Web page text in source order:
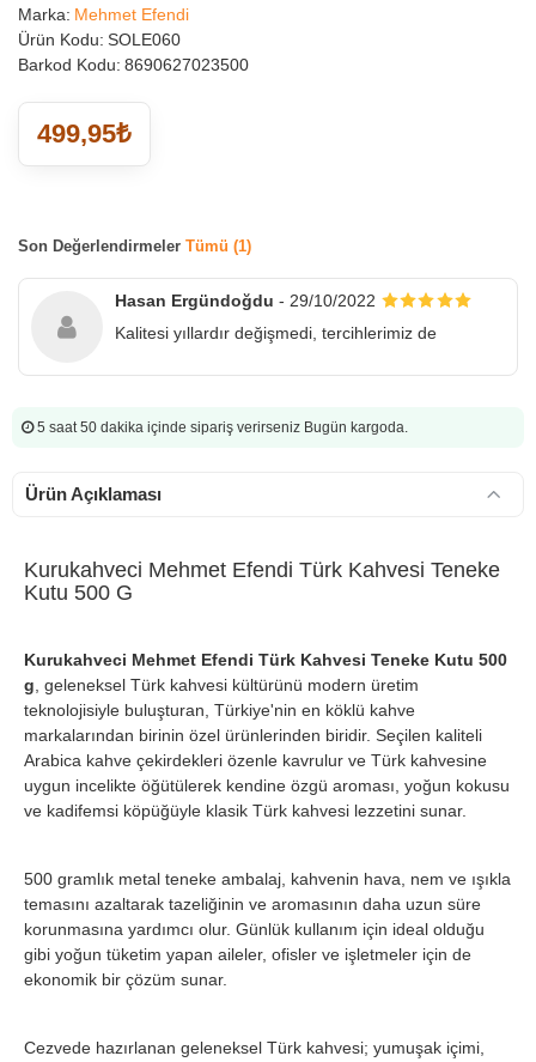
Marka: Mehmet Efendi
Ürün Kodu: SOLE060
Barkod Kodu: 8690627023500
499,95₺
Son Değerlendirmeler Tümü (1)
Hasan Ergündoğdu - 29/10/2022
Kalitesi yıllardır değişmedi, tercihlerimiz de
5 saat 50 dakika içinde sipariş verirseniz Bugün kargoda.
Ürün Açıklaması
Kurukahveci Mehmet Efendi Türk Kahvesi Teneke
Kutu 500 G
Kurukahveci Mehmet Efendi Türk Kahvesi Teneke Kutu 500
g , geleneksel Türk kahvesi kültürünü modern üretim
teknolojisiyle buluşturan, Türkiye'nin en köklü kahve
markalarından birinin özel ürünlerinden biridir. Seçilen kaliteli
Arabica kahve çekirdekleri özenle kavrulur ve Türk kahvesine
uygun incelikte öğütülerek kendine özgü aroması, yoğun kokusu
ve kadifemsi köpüğüyle klasik Türk kahvesi lezzetini sunar.
500 gramlık metal teneke ambalaj, kahvenin hava, nem ve ışıkla
temasını azaltarak tazeliğinin ve aromasının daha uzun süre
korunmasına yardımcı olur. Günlük kullanım için ideal olduğu
gibi yoğun tüketim yapan aileler, ofisler ve işletmeler için de
ekonomik bir çözüm sunar.
Cezvede hazırlanan geleneksel Türk kahvesi; yumuşak içimi,